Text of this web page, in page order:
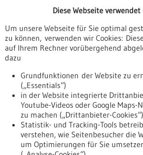
Veranstaltungen
Erscheinungsdatum
Nach oben
Diese Webseite verwendet
Um unsere Webseite für Sie optimal
zu können, verwenden wir Cookies:
auf Ihrem Rechner vorübergehend
dazu
Grundfunktionen der Website zu
(„Essentials“)
in der Website integrierte
Youtube-Videos oder Google Maps-
zu machen („Drittanbieter-Cookies“)
Statistik- und Tracking-Tools
verstehen, wie Seitenbesucher die
um Optimierungen für Sie